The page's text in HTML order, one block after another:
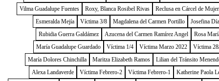
Vilma Guadalupe Fuentes
Roxy, Blanca Rosibel Rivas
Reclusa en Cárcel de
Esmeralda Mejía
Víctima 3/8 Magdalena del Carmen Portillo
Josefina
Rubidia Guerra Galdámez
Azucena del Carmen Ramírez Angel
Rosa
María Guadalupe Guardado
Víctima 1/4 Víctima Marzo 2022
Víctima
María Dolores Chinchilla
Maritza Elizabeth Ramos
Lilian del Tránsito
Alexa Landaverde
Víctima Febrero-2 Víctima Febrero-1
Katherine Paola